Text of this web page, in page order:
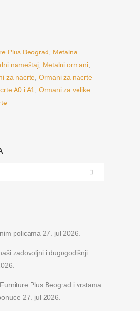
Plus Beograd
Metalna
nameštaj Metalni ormani
za nacrte Ormani za nacrte
A0 i A1
Ormani za velike
policama 27. jul 2026.
zadovoljni i dugogodišnji
Plus Beograd i vrstama
27. jul 2026.